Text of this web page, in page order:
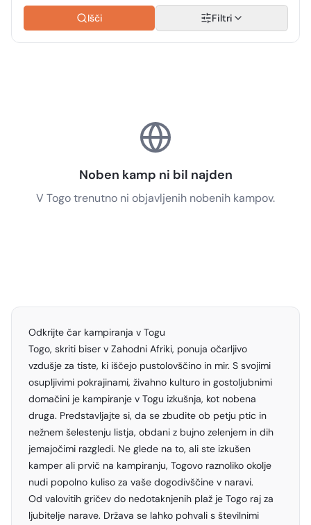
Išči Filtri
Noben kamp ni bil najden
V Togo trenutno ni objavljenih nobenih kampov.
Odkrijte čar kampiranja v Togu
Togo, skriti biser v Zahodni Afriki, ponuja očarljivo
vzdušje za tiste, ki iščejo pustolovščino in mir. S svojimi
osupljivimi pokrajinami, živahno kulturo in gostoljubnimi
domačini je kampiranje v Togu izkušnja, kot nobena
druga. Predstavljajte si, da se zbudite ob petju ptic in
nežnem šelestenju listja, obdani z bujno zelenjem in dih
jemajočimi razgledi. Ne glede na to, ali ste izkušen
kamper ali prvič na kampiranju, Togovo raznoliko okolje
nudi popolno kuliso za vaše dogodivščine v naravi.
Od valovitih gričev do nedotaknjenih plaž je Togo raj za
ljubitelje narave. Država se lahko pohvali s številnimi